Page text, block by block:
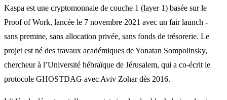
Kaspa est une cryptomonnaie de couche 1 (layer 1) basée sur le
Proof of Work, lancée le 7 novembre 2021 avec un fair launch -
sans premine, sans allocation privée, sans fonds de trésorerie. Le
projet est né des travaux académiques de Yonatan Sompolinsky,
chercheur à l’Université hébraïque de Jérusalem, qui a co-écrit le
protocole GHOSTDAG avec Aviv Zohar dès 2016.